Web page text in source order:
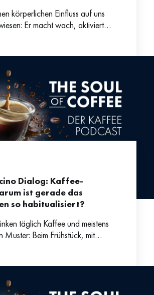
körperlichen Einfluss auf uns
Er macht wach, aktiviert
Dialog: Kaffee-
ist gerade das
so habitualisiert?
täglich Kaffee und meistens
Muster: Beim Frühstück, mit